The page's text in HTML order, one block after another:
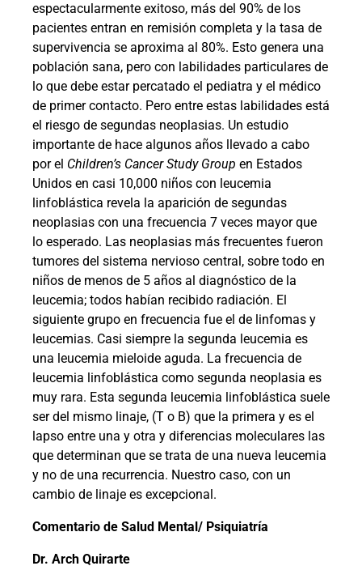
espectacularmente exitoso, más del 90% de los
pacientes entran en remisión completa y la tasa de
supervivencia se aproxima al 80%. Esto genera una
población sana, pero con labilidades particulares de
lo que debe estar percatado el pediatra y el médico
de primer contacto. Pero entre estas labilidades está
el riesgo de segundas neoplasias. Un estudio
importante de hace algunos años llevado a cabo
por el Children’s Cancer Study Group en Estados
Unidos en casi 10,000 niños con leucemia
linfoblástica revela la aparición de segundas
neoplasias con una frecuencia 7 veces mayor que
lo esperado. Las neoplasias más frecuentes fueron
tumores del sistema nervioso central, sobre todo en
niños de menos de 5 años al diagnóstico de la
leucemia; todos habían recibido radiación. El
siguiente grupo en frecuencia fue el de linfomas y
leucemias. Casi siempre la segunda leucemia es
una leucemia mieloide aguda. La frecuencia de
leucemia linfoblástica como segunda neoplasia es
muy rara. Esta segunda leucemia linfoblástica suele
ser del mismo linaje, (T o B) que la primera y es el
lapso entre una y otra y diferencias moleculares las
que determinan que se trata de una nueva leucemia
y no de una recurrencia. Nuestro caso, con un
cambio de linaje es excepcional.
Comentario de Salud Mental/ Psiquiatría
Dr. Arch Quirarte